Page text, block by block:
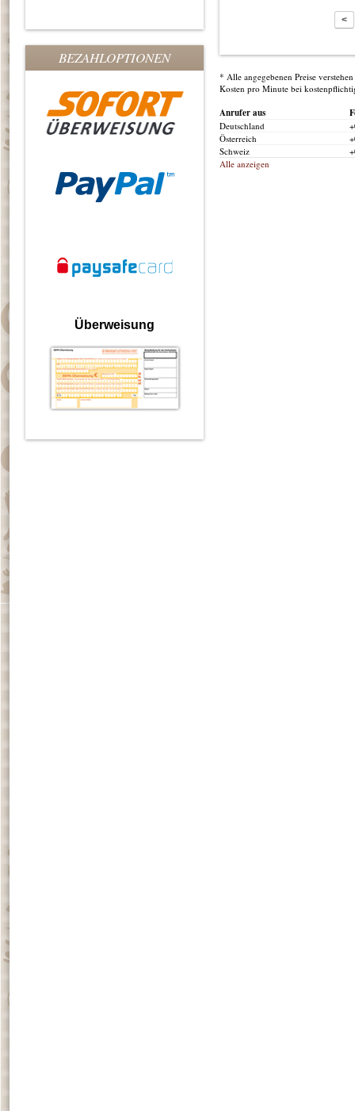
BEZAHLOPTIONEN
Überweisung
<
* Alle angegebenen Preise
Kosten pro Minute bei
Anrufer aus
Deutschland
Österreich
Schweiz
Alle anzeigen